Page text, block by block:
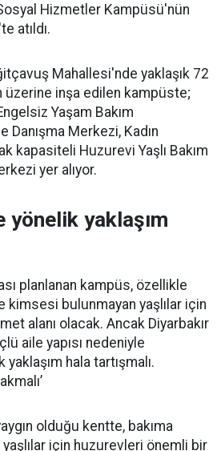
Hizmetler Kampüsü'nün
atıldı.
Mahallesi'nde yaklaşık 72
üzerine inşa edilen kampüste;
Yaşam Bakım
Danışma Merkezi, Kadın
kapasiteli Huzurevi Yaşlı Bakım
yer alıyor.
yönelik yaklaşım
planlanan kampüs, özellikle
kimsesi bulunmayan yaşlılar için
alanı olacak. Ancak Diyarbakır
aile yapısı nedeniyle
hala tartışmalı.
olduğu kentte, bakıma
için huzurevleri önemli bir